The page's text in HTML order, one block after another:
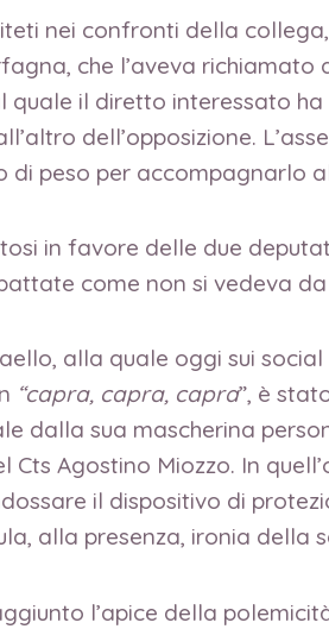
nei confronti della
che l’aveva
quale il diretto interessato
dell’opposizione.
di peso per accompagnarlo
in favore delle due
come non si vedeva
alla quale oggi sui
“capra, capra, capra”, è
dalla sua mascherina
Agostino Miozzo. In
il dispositivo di
alla presenza, ironia della
l’apice della